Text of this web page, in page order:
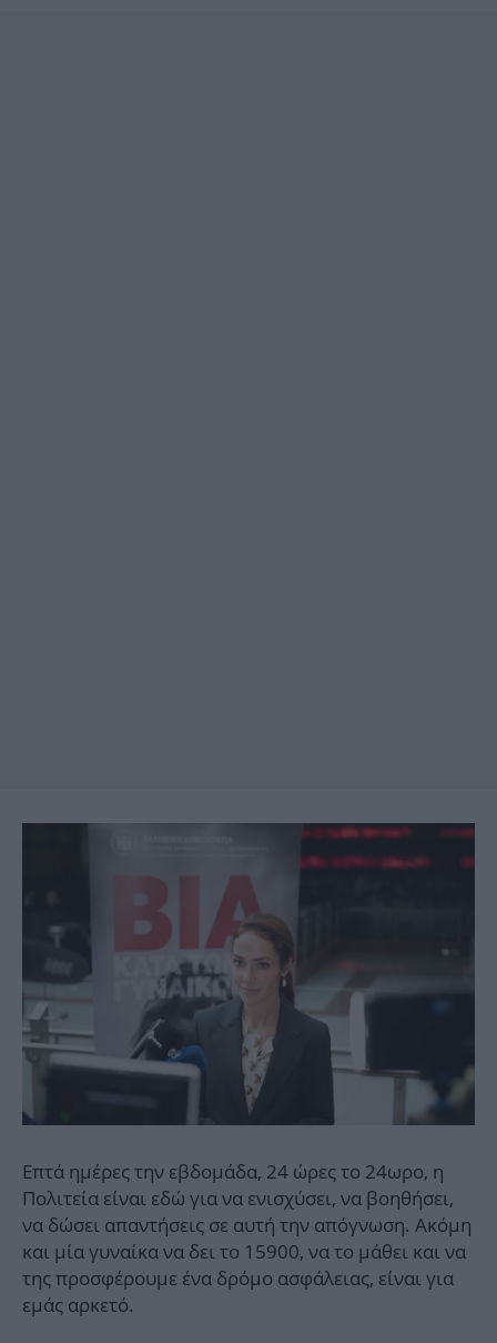
Επτά ημέρες την εβδομάδα, 24 ώρες το 24ωρο, η
Πολιτεία είναι εδώ για να ενισχύσει, να βοηθήσει,
να δώσει απαντήσεις σε αυτή την απόγνωση. Ακόμη
και μία γυναίκα να δει το 15900, να το μάθει και να
της προσφέρουμε ένα δρόμο ασφάλειας, είναι για
εμάς αρκετό.